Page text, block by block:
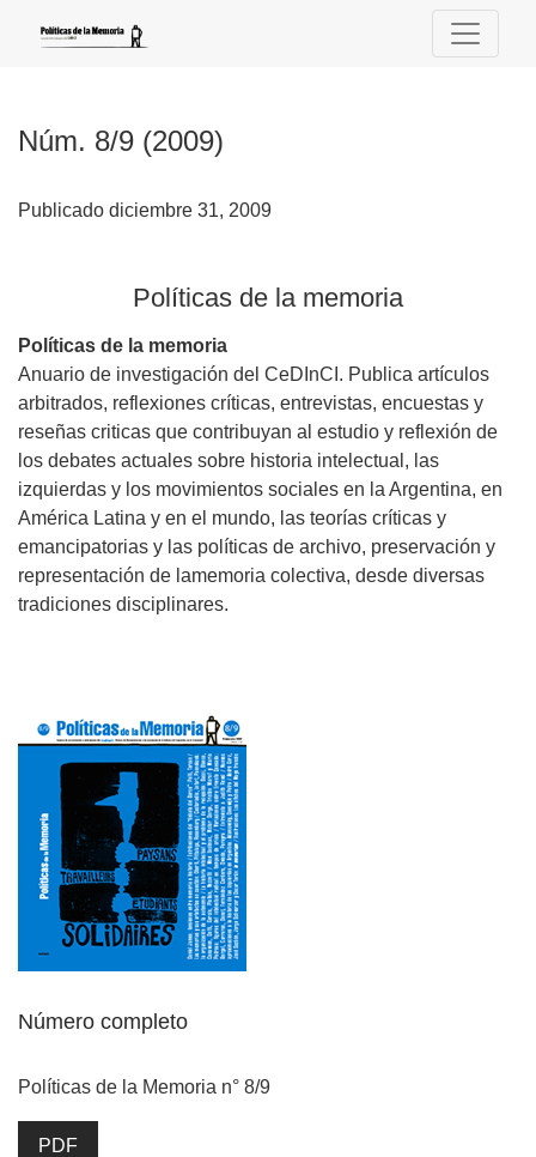
Núm. 8/9 (2009)
Publicado diciembre 31, 2009
Políticas de la memoria
Políticas de la memoria
Anuario de investigación del CeDInCI. Publica artículos
arbitrados, reflexiones críticas, entrevistas, encuestas y
reseñas criticas que contribuyan al estudio y reflexión de
los debates actuales sobre historia intelectual, las
izquierdas y los movimientos sociales en la Argentina, en
América Latina y en el mundo, las teorías críticas y
emancipatorias y las políticas de archivo, preservación y
representación de lamemoria colectiva, desde diversas
tradiciones disciplinares.
Número completo
Políticas de la Memoria n° 8/9
PDF